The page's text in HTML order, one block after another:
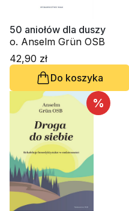
50 aniołów dla duszy
o. Anselm Grün OSB
42,90 zł
Do koszyka
%